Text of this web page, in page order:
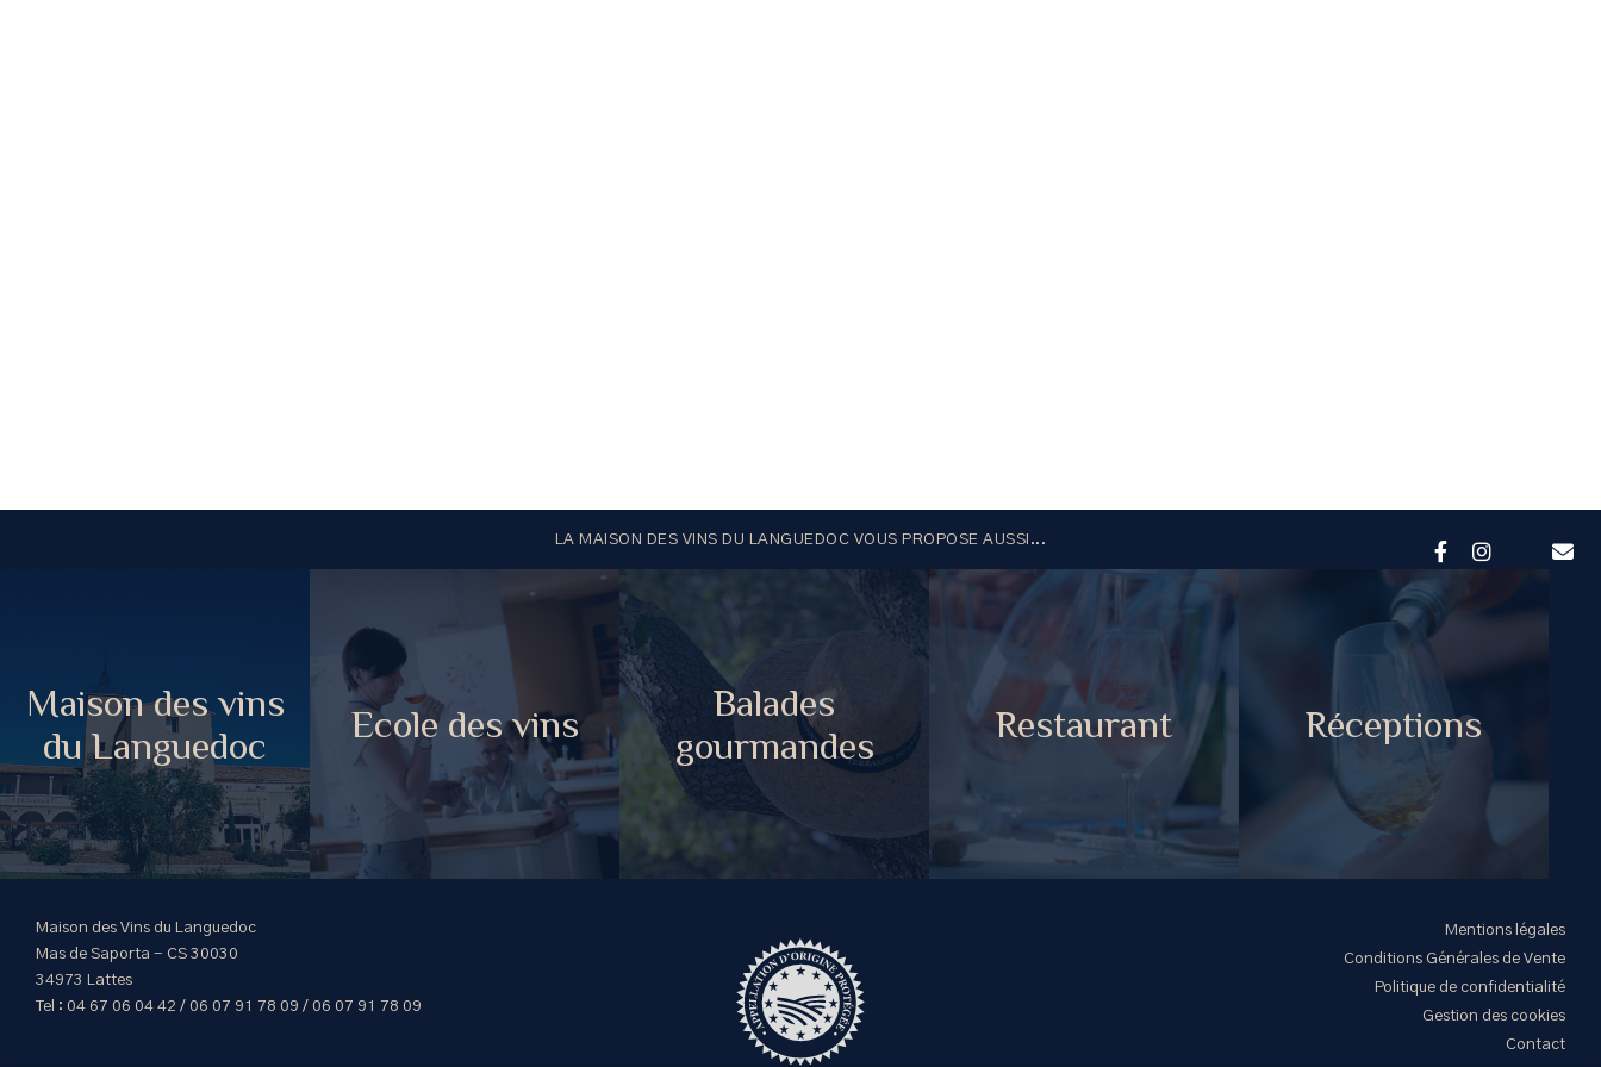
LA MAISON DES VINS DU LANGUEDOC VOUS PROPOSE AUSSI...
Maison des vins
du Languedoc
Ecole des vins
Balades
gourmandes
Restaurant Réceptions
Maison des Vins du Languedoc
Mas de Saporta - CS 30030
34973 Lattes
Tel : 04 67 06 04 42 / 06 07 91 78 09 / 06 07 91 78 09
Mentions légales
Conditions Générales de Vente
Politique de confidentialité
Gestion des cookies
Contact